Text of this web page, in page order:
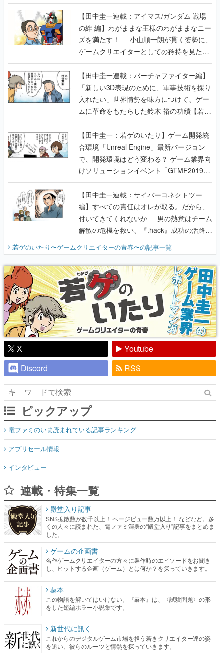
【田中圭一連載：アイマス/ガンダム 戦場
の絆 編】わがままな王様のわがままなニー
ズを満たす！──小山順一朗が貫く姿勢に、
ゲームクリエイターとしての矜持を見た
【若ゲのいたり最終回】
【田中圭一連載：バーチャファイター編】
「新しい3D表現のために、軍事技術を採り
入れたい」世界情勢を味方につけて、ゲー
ムに革命をもたらした鈴木 裕の功績【若ゲ
のいたり】
【田中圭一：若ゲのいたり】ゲーム開発統
合環境「Unreal Engine」最新バージョン
で、開発環境はどう変わる？ ゲーム業界向
けソリューションイベント「GTMF2019」
に行って、より理解を深めよう【PR】
【田中圭一連載：サイバーコネクトツー
編】すべての責任はオレが取る。だから、
付いてきてくれないか──男の熱意はチーム
解散の危機を救い、『.hack』成功の活路を
『少年ジャンプ』色だった【若ゲのいた
り】
若ゲのいたり〜ゲームクリエイターの青春〜の記事一覧
X
Youtube
Discord
RSS
ピックアップ
電ファミのいま読まれている記事ランキング
アプリセール情報
インタビュー
連載・特集一覧
殿堂入り記事
SNS拡散数が数千以上！ ページビュー数万以上！ などなど。多
くの人々に読まれた、電ファミ渾身の“殿堂入り”記事をまとめま
した。
ゲームの企画書
名作ゲームクリエイターの方々に製作時のエピソードをお聞き
し、ヒットする企画（ゲーム）とは何か？を探っていきます。
赫本
この物語を解いてはいけない。『赫本』は、〈試験問題〉の形
をした短編ホラー小説集です。
新世代に訊く
これからのデジタルゲーム市場を担う若きクリエイター達の姿
を追い、彼らのルーツと情熱を探っていきます。